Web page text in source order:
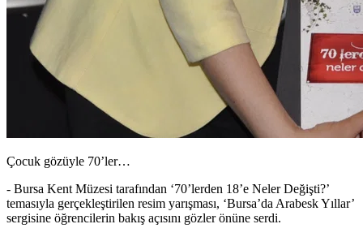
Çocuk gözüyle 70’ler…
- Bursa Kent Müzesi tarafından ‘70’lerden 18’e Neler Değişti?’
temasıyla gerçekleştirilen resim yarışması, ‘Bursa’da Arabesk Yıllar’
sergisine öğrencilerin bakış açısını gözler önüne serdi.